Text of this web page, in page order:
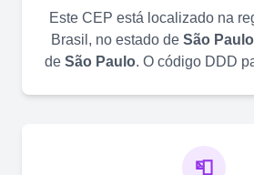
Este CEP está localizado na
Brasil, no estado de São Paulo
de São Paulo. O código DDD
📮